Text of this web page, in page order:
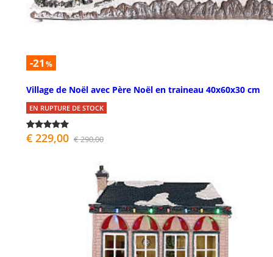
-21 %
Village de Noël avec Père Noël en traineau 40x60x30 cm
EN RUPTURE DE STOCK
€ 229,00 € 290,00